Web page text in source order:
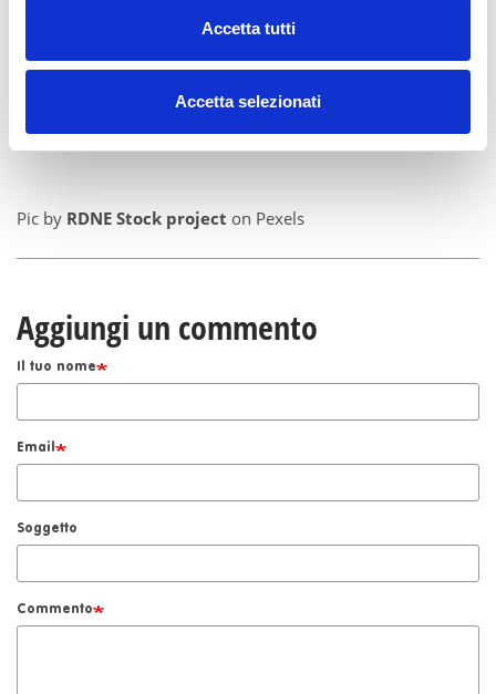
Accetta tutti
Accetta selezionati
info@radiomamma.it
Pic by RDNE Stock project on Pexels
Aggiungi un commento
Il tuo nome
Email
Soggetto
Commento